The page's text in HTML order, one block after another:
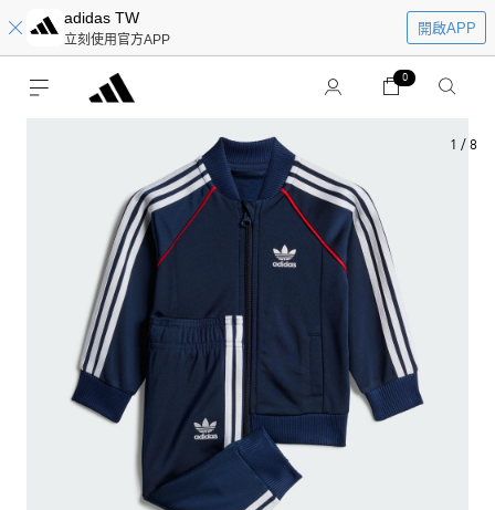
adidas TW
立刻使用官方APP
開啟APP
0
1 / 8